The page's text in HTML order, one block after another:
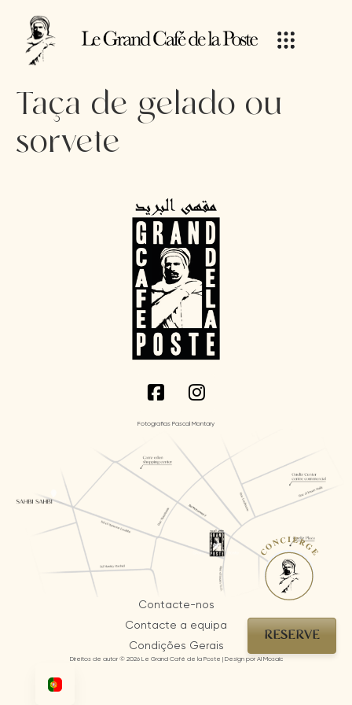
Taça de gelado ou
sorvete
Contacte-nos
Contacte a equipa
Condições Gerais
Fotografias Pascal Montary
Direitos de autor © 2026 Le Grand Café de la Poste | Design por AI Mosaic
RESERVE
CONCIERGE